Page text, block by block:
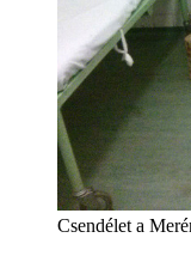
Csendélet a